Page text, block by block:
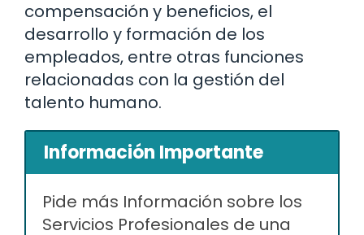
compensación y beneficios, el
desarrollo y formación de los
empleados, entre otras funciones
relacionadas con la gestión del
talento humano.
Información Importante
Pide más Información sobre los
Servicios Profesionales de una